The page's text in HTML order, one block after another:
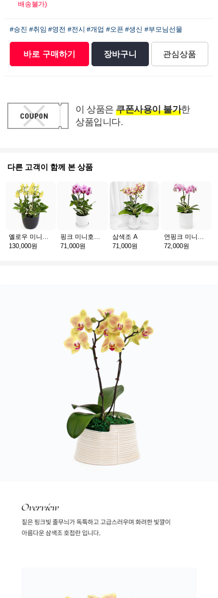
배송불가)
#승진 #취임 #영전 #전시 #개업 #오픈 #생신 #부모님선물
바로 구매하기 장바구니 관심상품
이 상품은 쿠폰사용이 불가한
상품입니다.
다른 고객이 함께 본 상품
옐로우 미니호접 C
130,000원
핑크 미니호접 A
71,000원
삼색조 A
71,000원
연핑크 미니호접 A
72,000원